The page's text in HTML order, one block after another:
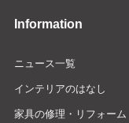
Information
ニュース一覧
インテリアのはなし
家具の修理・リフォーム